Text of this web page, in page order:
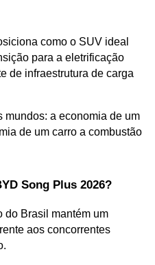
como o SUV ideal
para a eletrificação
de infraestrutura de carga
mundos: a economia de um
de um carro a combustão
Song Plus 2026?
do Brasil mantém um
aos concorrentes